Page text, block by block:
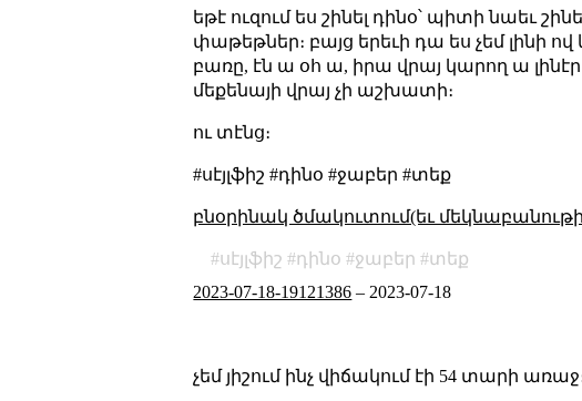
եթէ ուզում ես շինել դինօ՝ պիտի նաեւ
փաթեթներ։ բայց երեւի դա ես չեմ լինի ով
բառը, էն ա օհ ա, իրա վրայ կարող ա լինէր
մեքենայի վրայ չի աշխատի։
ու տէնց։
#սէյլֆիշ #դինօ #ջաբեր #տեք
բնօրինակ ծմակուտում(եւ
սէյլֆիշ դինօ ջաբեր
տեք
2023-07-18-19121386 – 2023-07-18
չեմ յիշում ինչ վիճակում էի 54 տարի